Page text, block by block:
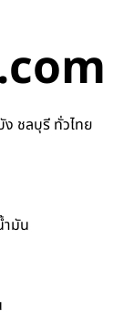
ชลบุรี ทั่วไทย
ำมัน